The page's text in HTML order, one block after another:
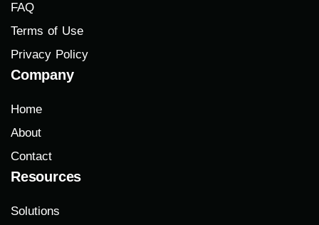
FAQ
Terms of Use
Privacy Policy
Company
Home
About
Contact
Resources
Solutions